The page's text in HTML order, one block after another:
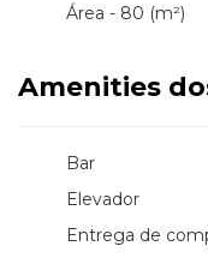
Área - 80 (m²)
Amenities
Bar
Elevador
Entrega de